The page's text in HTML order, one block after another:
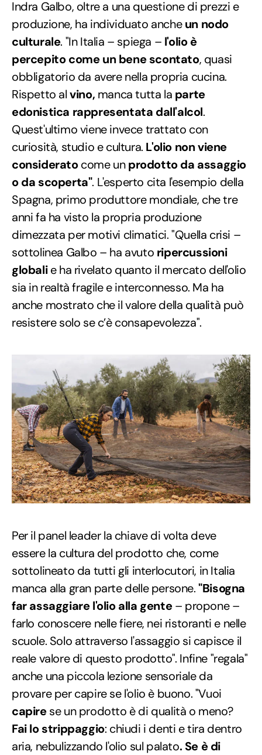
Indra Galbo, oltre a una questione di prezzi e
produzione, ha individuato ancheun nodo
culturale. "In Italia – spiega – l'olio è
percepito come un bene scontato, quasi
obbligatorio da avere nella propria cucina.
Rispetto alvino, manca tutta la parte
edonistica rappresentata dall'alcol.
Quest'ultimo viene invece trattato con
curiosità, studio e cultura. L'olio non viene
consideratocome unprodotto da assaggio
o da scoperta". L'esperto cita l'esempio della
Spagna, primo produttore mondiale, che tre
anni fa ha visto la propria produzione
dimezzata per motivi climatici. "Quella crisi –
sottolinea Galbo – ha avuto ripercussioni
globalie ha rivelato quanto il mercato dell'olio
sia in realtà fragile e interconnesso. Ma ha
anche mostrato che il valore della qualità può
resistere solo se c’è consapevolezza".
Per il panel leader la chiave di volta deve
essere la cultura del prodotto che, come
sottolineato da tutti gli interlocutori, in Italia
manca alla gran parte delle persone."Bisogna
far assaggiare l'olio alla gente– propone –
farlo conoscere nelle fiere, nei ristoranti e nelle
scuole. Solo attraverso l'assaggio si capisce il
reale valore di questo prodotto". Infine "regala"
anche una piccola lezione sensoriale da
provare per capire se l'olio è buono. "Vuoi
capirese un prodotto è di qualità o meno?
Fai lo strippaggio: chiudi i denti e tira dentro
aria, nebulizzando l'olio sul palato. Se è di